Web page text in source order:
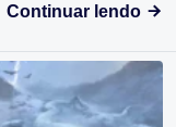
Continuar lendo